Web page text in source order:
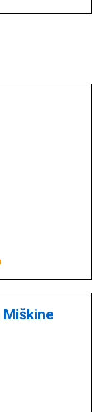
Miškine